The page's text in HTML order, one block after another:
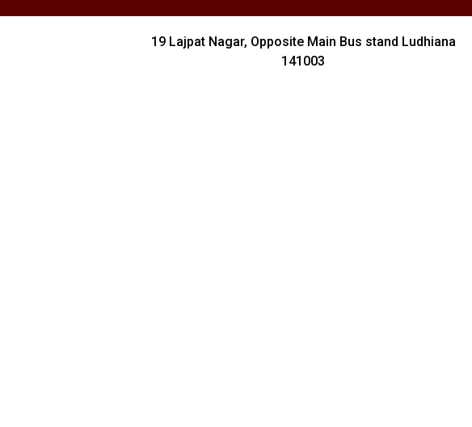
19 Lajpat Nagar, Opposite Main Bus stand Ludhiana
141003